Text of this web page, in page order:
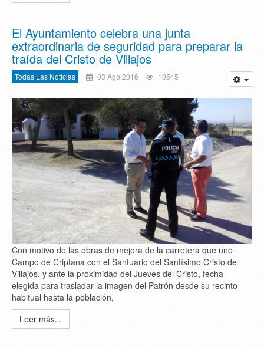
El Ayuntamiento celebra una junta
extraordinaria de seguridad para preparar la
traída del Cristo de Villajos
Todas Las Noticias 03 Ago 2016 10545
Con motivo de las obras de mejora de la carretera que une
Campo de Criptana con el Santuario del Santísimo Cristo de
Villajos, y ante la proximidad del Jueves del Cristo, fecha
elegida para trasladar la imagen del Patrón desde su recinto
habitual hasta la población,
Leer más...